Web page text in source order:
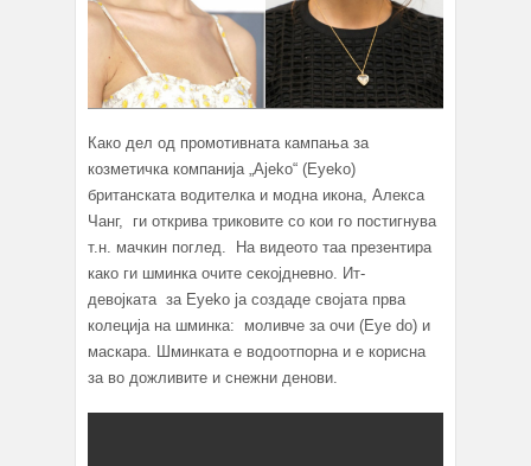
Како дел од промотивната кампања за
козметичка компанија „Аjeko“ (Eyeko)
британската водителка и модна икона, Алекса
Чанг, ги открива триковите со кои го постигнува
т.н. мачкин поглед. На видеото таа презентира
како ги шминка очите секојдневно. Ит-
девојката за Eyeko ја создаде својата прва
колеција на шминка: моливче за очи (Eye do) и
маскара. Шминката е водоотпорна и е корисна
за во дожливите и снежни денови.